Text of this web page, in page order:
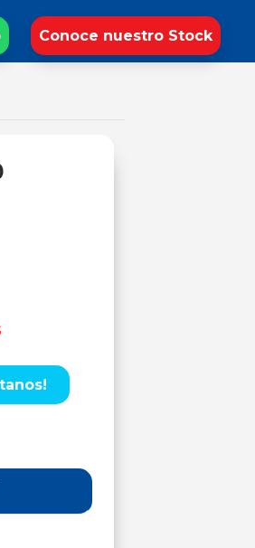
Conoce nuestro Stock